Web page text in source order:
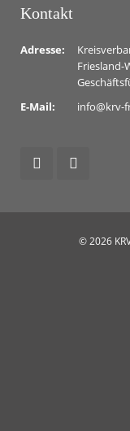
Kontakt
Adresse:
Friesland-
E-Mail:
info@krv-
© 2026